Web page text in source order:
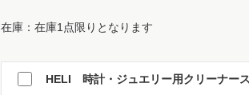
在庫：在庫1点限りとなります
HELI 時計・ジュエリー用クリーナー